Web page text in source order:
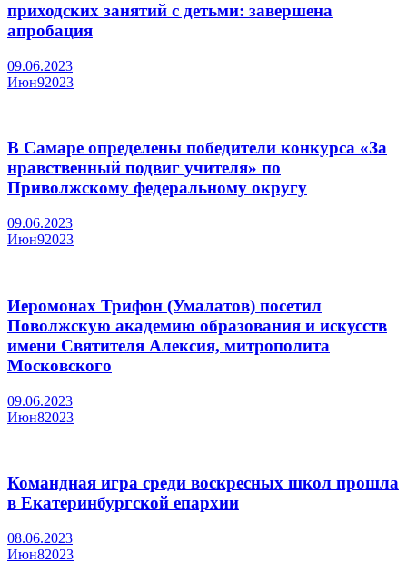
приходских занятий с детьми: завершена
апробация
09.06.2023
Июн92023
В Самаре определены победители конкурса «За
нравственный подвиг учителя» по
Приволжскому федеральному округу
09.06.2023
Июн92023
Иеромонах Трифон (Умалатов) посетил
Поволжскую академию образования и искусств
имени Святителя Алексия, митрополита
Московского
09.06.2023
Июн82023
Командная игра среди воскресных школ прошла
в Екатеринбургской епархии
08.06.2023
Июн82023